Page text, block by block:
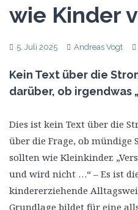
wie Kinder
5. Juli 2025 Andreas Vogt
Kein Text über die
darüber, ob irgendwas
Dies ist kein Text über die
über die Frage, ob
sollten wie Kleinkinder.
und wird nicht …“ – Es ist
kindererziehende
Grundlage bildet für eine